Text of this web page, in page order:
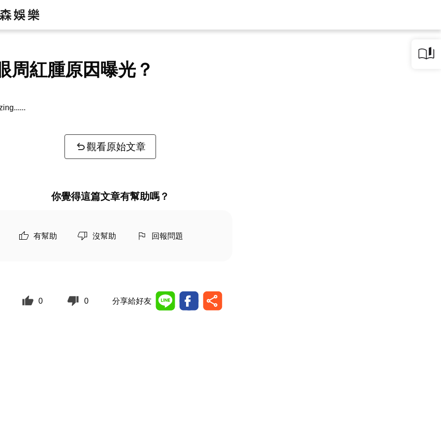
周紅腫原因曝光？
觀看原始文章
你覺得這篇文章有幫助嗎？
有幫助 沒幫助 回報問題
0 0 分享給好友